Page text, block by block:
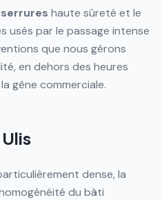
serrures haute sûreté et le
usés par le passage intense
que nous gérons
en dehors des heures
gêne commerciale.
dense, la
du bâti